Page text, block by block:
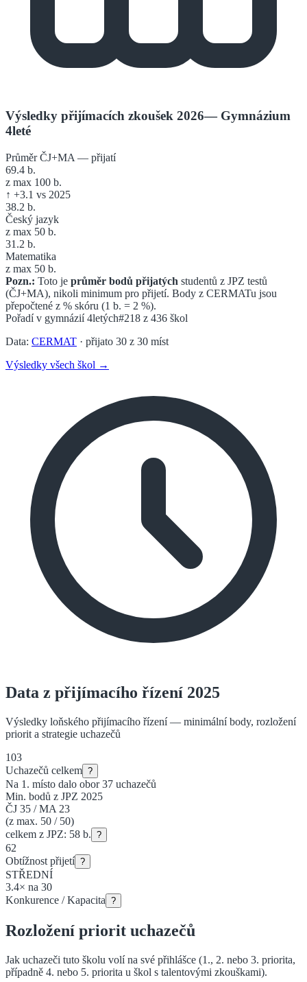
Výsledky přijímacích zkoušek 2026— Gymnázium
4leté
Průměr ČJ+MA — přijatí
69.4 b.
z max 100 b.
↑ +3.1 vs 2025
38.2 b.
Český jazyk
z max 50 b.
31.2 b.
Matematika
z max 50 b.
Pozn.: Toto je průměr bodů přijatých studentů z JPZ testů
(ČJ+MA), nikoli minimum pro přijetí. Body z CERMATu jsou
přepočtené z % skóru (1 b. = 2 %).
Pořadí v gymnázií 4letých#218 z 436 škol
Data: CERMAT · přijato 30 z 30 míst
Výsledky všech škol →
Data z přijímacího řízení 2025
Výsledky loňského přijímacího řízení — minimální body, rozložení
priorit a strategie uchazečů
103
Uchazečů celkem ?
Na 1. místo dalo obor37 uchazečů
Min. bodů z JPZ 2025
ČJ 35 /MA 23
(z max. 50 / 50)
celkem z JPZ: 58 b. ?
62
Obtížnost přijetí ?
STŘEDNÍ
3.4× na 30
Konkurence / Kapacita ?
Rozložení priorit uchazečů
Jak uchazeči tuto školu volí na své přihlášce (1., 2. nebo 3. priorita,
případně 4. nebo 5. priorita u škol s talentovými zkouškami).